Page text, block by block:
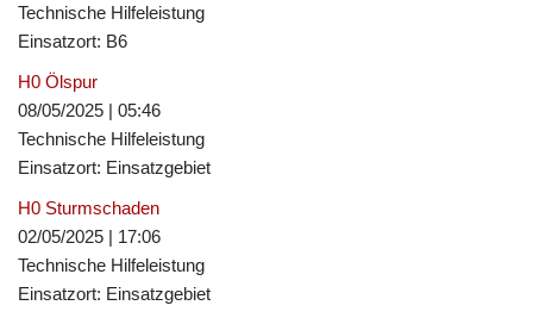
Technische Hilfeleistung
Einsatzort: B6
H0 Ölspur
08/05/2025 | 05:46
Technische Hilfeleistung
Einsatzort: Einsatzgebiet
H0 Sturmschaden
02/05/2025 | 17:06
Technische Hilfeleistung
Einsatzort: Einsatzgebiet